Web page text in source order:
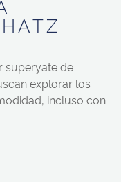
superyate de
explorar los
incluso con